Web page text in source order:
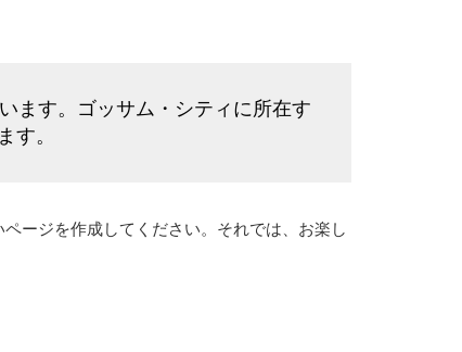
ます。ゴッサム・シティに所在す
。
ージを作成してください。それでは、お楽し